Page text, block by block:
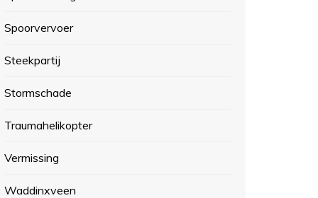
Spoorvervoer
Steekpartij
Stormschade
Traumahelikopter
Vermissing
Waddinxveen